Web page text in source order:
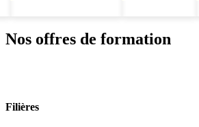
Nos offres de formation
Filières